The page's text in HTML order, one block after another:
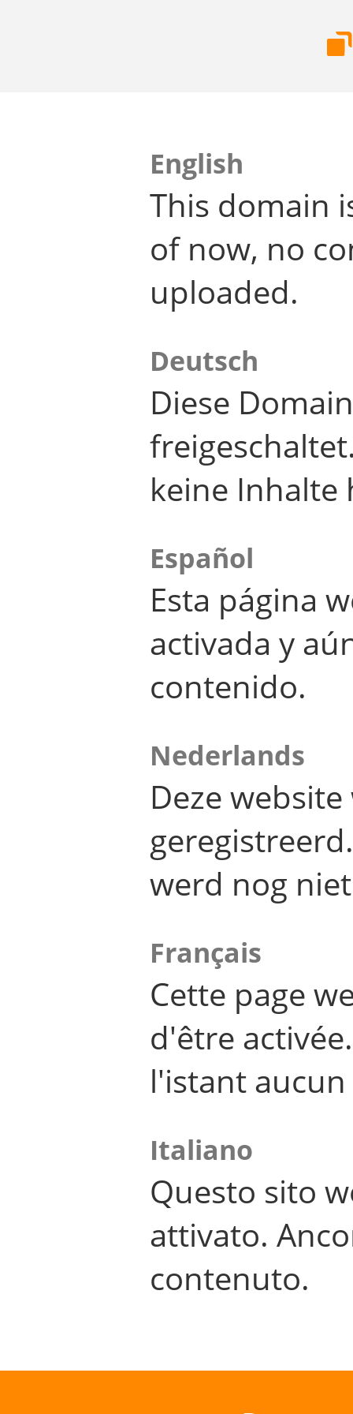
English
This domain
of now, no
uploaded.
Deutsch
Diese
keine Inhalte
Español
Esta página
activada y
contenido.
Nederlands
Deze
werd nog
Français
Cette page
d'être
l'istant
Italiano
Questo sito
attivato.
contenuto.